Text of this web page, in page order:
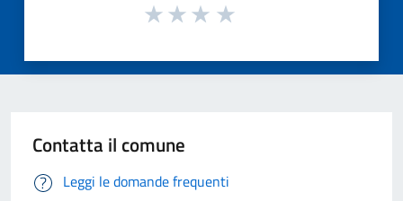
Contatta il comune
Leggi le domande frequenti